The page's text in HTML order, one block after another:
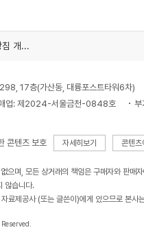
08/03(월) 다나와 개인정보처리방침 개정 안내
17층(가산동, 대륭포스트타워6차)
업: 제2024-서울금천-0848호
콘텐츠 보호 자세히보기 콘텐츠
으며, 모든 상거래의 책임은 구매자와 판매
않습니다.
료제공사 (또는 글쓴이)에게 있으므로 본사